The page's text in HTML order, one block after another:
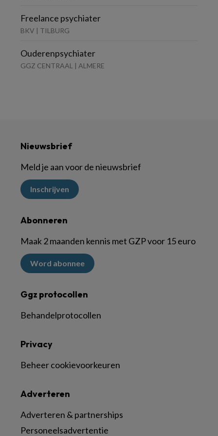
Freelance psychiater
BKV | TILBURG
Ouderenpsychiater
GGZ CENTRAAL | ALMERE
Nieuwsbrief
Meld je aan voor de nieuwsbrief
Inschrijven
Abonneren
Maak 2 maanden kennis met GZP voor 15 euro
Word abonnee
Ggz protocollen
Behandelprotocollen
Adverteren
Adverteren & partnerships
Personeelsadvertentie
Privacy
Beheer cookievoorkeuren